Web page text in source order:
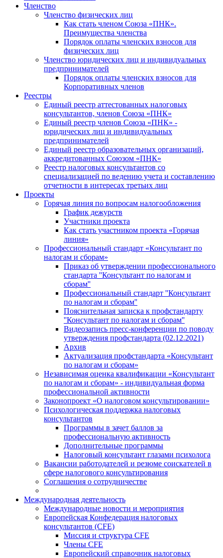
Членство
Членство физических лиц
Как стать членом Союза «ПНК».
Преимущества членства
Порядок оплаты членских взносов для
физических лиц
Членство юридических лиц и индивидуальных
предпринимателей
Порядок оплаты членских взносов для
Корпоративных членов
Реестры
Единый реестр аттестованных налоговых
консультантов, членов Союза «ПНК»
Единый реестр членов Союза «ПНК» -
юридических лиц и индивидуальных
предпринимателей
Единый реестр образовательных организаций,
аккредитованных Союзом «ПНК»
Реестр налоговых консультантов со
специализацией по ведению учета и составлению
отчетности в интересах третьих лиц
Проекты
Горячая линия по вопросам налогообложения
График дежурств
Участники проекта
Как стать участником проекта «Горячая
линия»
Профессиональный стандарт «Консультант по
налогам и сборам»
Приказ об утверждении профессионального
стандарта ''Консультант по налогам и
сборам''
Профессиональный стандарт ''Консультант
по налогам и сборам''
Пояснительная записка к профстандарту
''Консультант по налогам и сборам''
Видеозапись пресс-конференции по поводу
утверждения профстандарта (02.12.2021)
Архив
Актуализация профстандарта «Консультант
по налогам и сборам»
Независимая оценка квалификации «Консультант
по налогам и сборам» - индивидуальная форма
профессиональной активности
Законопроект «О налоговом консультировании»
Психологическая поддержка налоговых
консультантов
Программы в зачет баллов за
профессиональную активность
Дополнительные программы
Налоговый консультант глазами психолога
Вакансии работодателей и резюме соискателей в
сфере налогового консультирования
Соглашения о сотрудничестве
Международная деятельность
Международные новости и мероприятия
Европейская Конфедерация налоговых
консультантов (CFE)
Миссия и структура CFE
Члены CFE
Европейский справочник налоговых